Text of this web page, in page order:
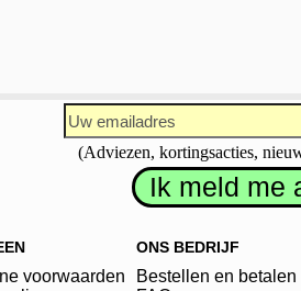
(Adviezen, kortingsacties,
voorwaarden
ONS BEDRIJF
Bestellen en betalen